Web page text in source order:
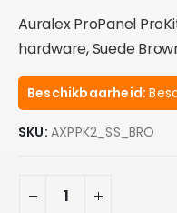
Auralex ProPanel
hardware, Suede
Beschikbaarheid:
SKU: AXPPK2_SS_BRO